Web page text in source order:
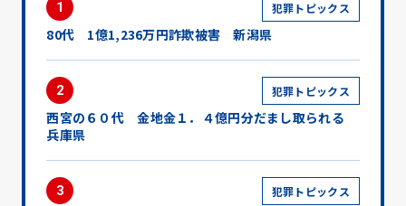
1 犯罪トピックス
80代 1億1,236万円詐欺被害 新潟県
2 犯罪トピックス
西宮の６０代 金地金１．４億円分だまし取られる
兵庫県
3 犯罪トピックス